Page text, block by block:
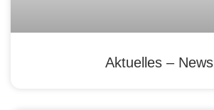
Aktuelles – News